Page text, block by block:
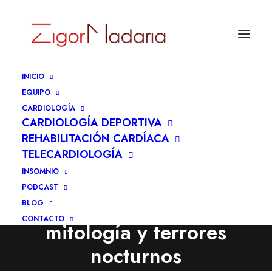
INICIO
EQUIPO
CARDIOLOGÍA
CARDIOLOGÍA DEPORTIVA
REHABILITACIÓN CARDÍACA
TELECARDIOLOGÍA
INSOMNIO
PODCAST
BLOG
CONTACTO
El enigma de la muerte
súbita nocturna,
mitología y terrores
nocturnos